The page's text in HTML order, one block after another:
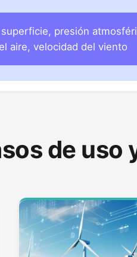
presión
aire, velocidad del viento
de uso